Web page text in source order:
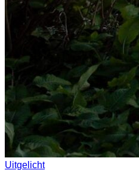
Uitgelicht